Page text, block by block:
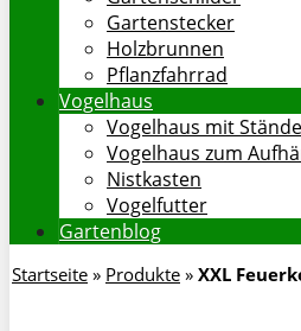
Gartenstecker
Holzbrunnen
Pflanzfahrrad
Vogelhaus
Vogelhaus mit
Vogelhaus zum
Nistkasten
Vogelfutter
Gartenblog
Startseite » Produkte » XXL